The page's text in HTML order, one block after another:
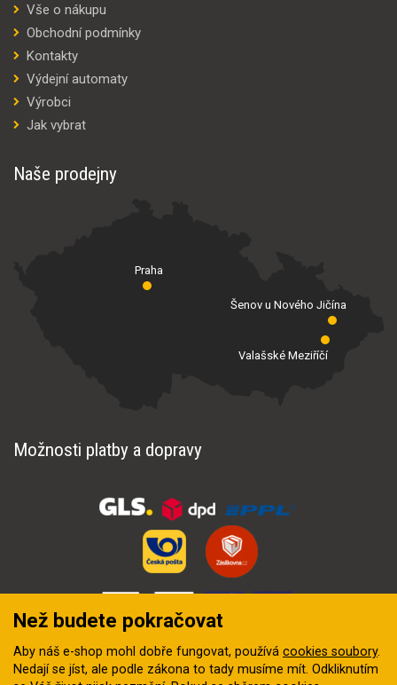
Vše o nákupu
Obchodní podmínky
Kontakty
Výdejní automaty
Výrobci
Jak vybrat
Naše prodejny
Praha
Valašské Meziříčí
Šenov u Nového Jičína
Možnosti platby a dopravy
Než budete pokračovat
Aby náš e-shop mohl dobře fungovat, používá cookies soubory.
Nedají se jíst, ale podle zákona to tady musíme mít. Odkliknutím